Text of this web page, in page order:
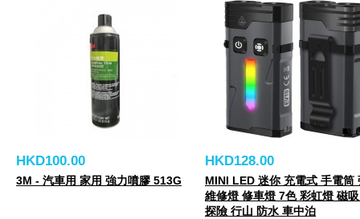
HKD100.00
3M - 汽車用 家用 強力噴膠 513G
HKD128.00
MINI LED 迷你 充電式 手電筒
維修燈 修車燈 7色 彩虹燈 磁
探險 行山 防水 車中泊